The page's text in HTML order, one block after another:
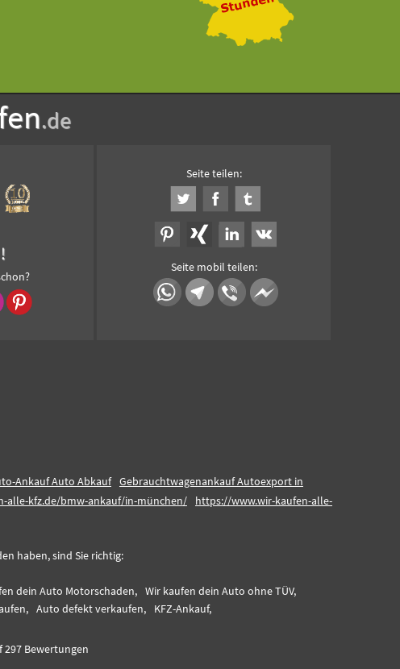
.de
Seite teilen:
Seite mobil teilen:
Ankauf Auto Abkauf Gebrauchtwagenankauf Autoexport in
alle-kfz.de/bmw-ankauf/in-münchen/
https://www.wir-kaufen-alle-
haben, sind Sie richtig:
dein Auto Motorschaden, Wir kaufen dein Auto ohne TÜV,
Auto defekt verkaufen, KFZ-Ankauf,
297 Bewertungen